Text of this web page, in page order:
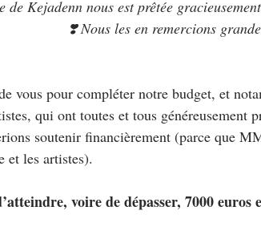
de Kejadenn nous est prêtée
❣️ Nous les en remercions
vous pour compléter notre budget, et
qui ont toutes et tous généreusement
soutenir financièrement (parce que
et les artistes).
voire de dépasser, 7000 euros